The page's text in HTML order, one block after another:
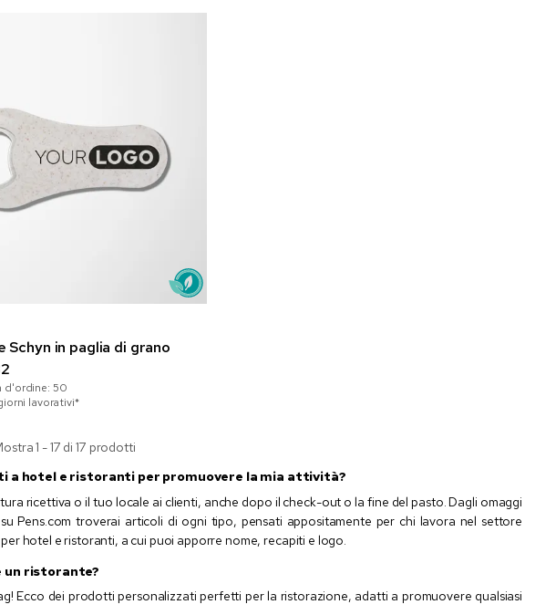
in paglia di grano
d'ordine: 50
lavorativi*
1 - 17 di 17 prodotti
a hotel e ristoranti per promuovere la mia attività?
ricettiva o il tuo locale ai clienti, anche dopo il check-out o la fine del pasto. Dagli omaggi
Pens.com troverai articoli di ogni tipo, pensati appositamente per chi lavora nel settore
hotel e ristoranti, a cui puoi apporre nome, recapiti e logo.
un ristorante?
Ecco dei prodotti personalizzati perfetti per la ristorazione, adatti a promuovere qualsiasi